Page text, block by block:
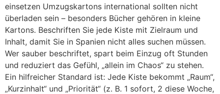
einsetzen Umzugskartons international sollten nicht
überladen sein – besonders Bücher gehören in kleine
Kartons. Beschriften Sie jede Kiste mit Zielraum und
Inhalt, damit Sie in Spanien nicht alles suchen müssen.
Wer sauber beschriftet, spart beim Einzug oft Stunden
und reduziert das Gefühl, „allein im Chaos“ zu stehen.
Ein hilfreicher Standard ist: Jede Kiste bekommt „Raum“,
„Kurzinhalt“ und „Priorität“ (z. B. 1 sofort, 2 diese Woche,